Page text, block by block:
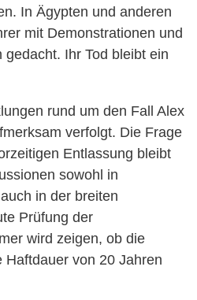
In Ägypten und anderen
mit Demonstrationen und
Ihr Tod bleibt ein
rund um den Fall Alex
verfolgt. Die Frage
Entlassung bleibt
sowohl in
in der breiten
Prüfung der
wird zeigen, ob die
Haftdauer von 20 Jahren